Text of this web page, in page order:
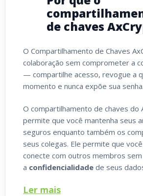
de chaves
O Compartilhamento de Chaves
colaboração sem comprometer a
— compartilhe acesso, revogue a
momento e nunca expõe sua senha.
O compartilhamento de chaves do
permite que você mantenha seus
seguros enquanto também os
seus colegas. Ele permite que
conecte com outros membros
a confidencialidade de seus
Ler mais